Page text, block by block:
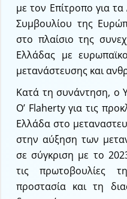
με τον Επίτροπο για
Συμβουλίου της
στο πλαίσιο της
Ελλάδας με
μετανάστευσης και
Κατά τη συνάντηση, ο
O’ Flaherty για τις
Ελλάδα στο
στην αύξηση των
σε σύγκριση με το
τις πρωτοβουλίες
προστασία και τη